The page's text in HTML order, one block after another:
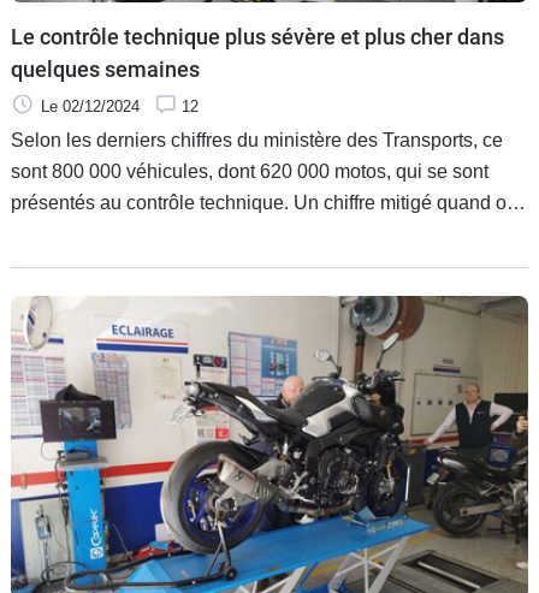
Le contrôle technique plus sévère et plus cher dans
quelques semaines
Le 02/12/2024 12
Selon les derniers chiffres du ministère des Transports, ce
sont 800 000 véhicules, dont 620 000 motos, qui se sont
présentés au contrôle technique. Un chiffre mitigé quand on
soumettre en 2024. Mauvaise nouvelle pour les
retardataires, le tarif du contrôle technique devrait même
augmenter en 2025 et devenir plus sévère.